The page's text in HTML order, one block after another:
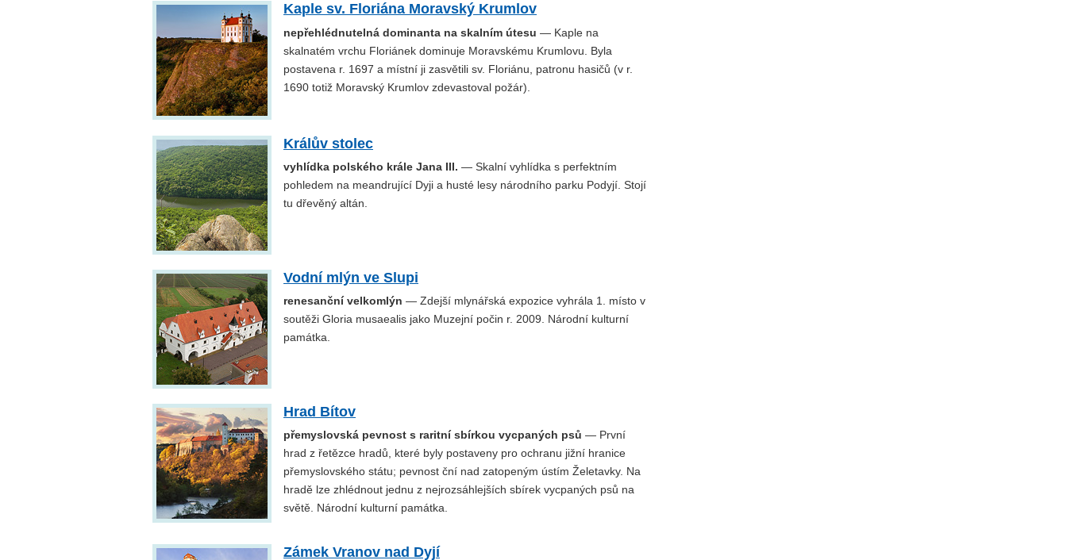
Kaple sv. Floriána Moravský Krumlov
nepřehlédnutelná dominanta na skalním útesu — Kaple na
skalnatém vrchu Floriánek dominuje Moravskému Krumlovu. Byla
postavena r. 1697 a místní ji zasvětili sv. Floriánu, patronu hasičů (v r.
1690 totiž Moravský Krumlov zdevastoval požár).
Králův stolec
vyhlídka polského krále Jana III. — Skalní vyhlídka s perfektním
pohledem na meandrující Dyji a husté lesy národního parku Podyjí. Stojí
tu dřevěný altán.
Vodní mlýn ve Slupi
renesanční velkomlýn — Zdejší mlynářská expozice vyhrála 1. místo v
soutěži Gloria musaealis jako Muzejní počin r. 2009. Národní kulturní
památka.
Hrad Bítov
přemyslovská pevnost s raritní sbírkou vycpaných psů — První
hrad z řetězce hradů, které byly postaveny pro ochranu jižní hranice
přemyslovského státu; pevnost ční nad zatopeným ústím Želetavky. Na
hradě lze zhlédnout jednu z nejrozsáhlejších sbírek vycpaných psů na
světě. Národní kulturní památka.
Zámek Vranov nad Dyjí